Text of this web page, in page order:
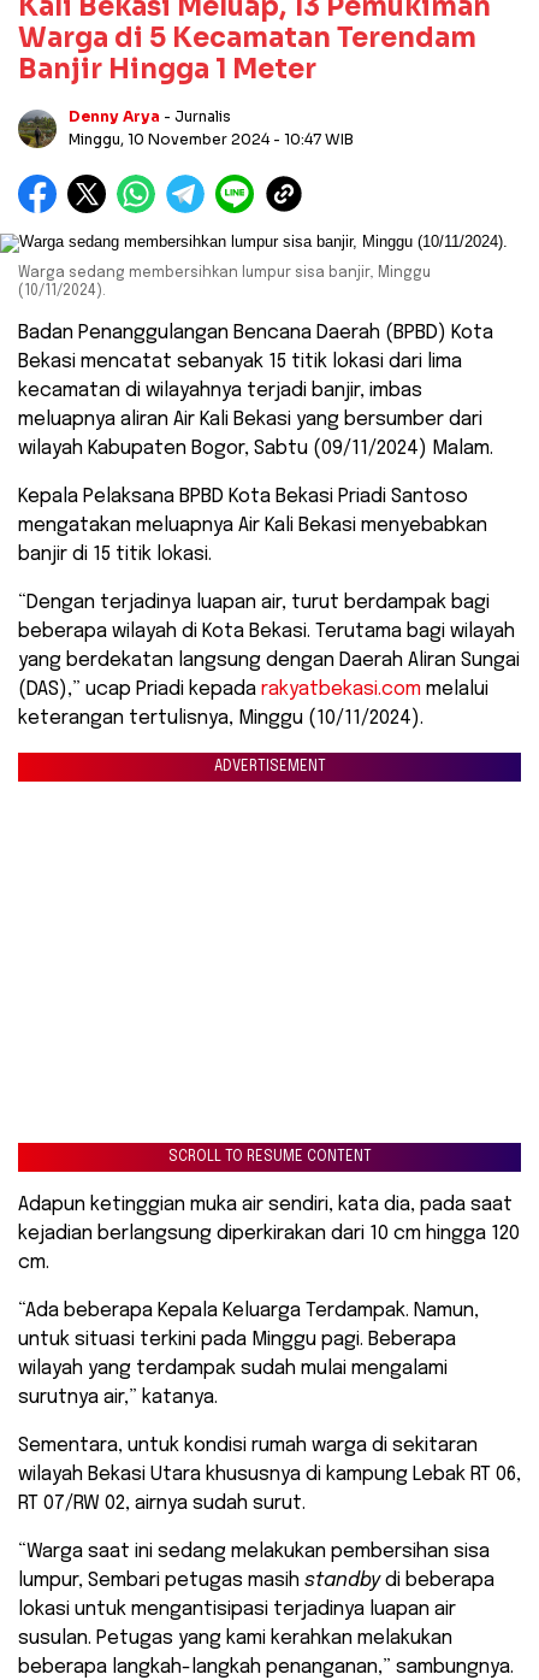
Kali Bekasi Meluap, 13 Pemukiman
Warga di 5 Kecamatan Terendam
Banjir Hingga 1 Meter
Denny Arya - Jurnalis
Minggu, 10 November 2024 - 10:47 WIB
Warga sedang membersihkan lumpur sisa banjir, Minggu
(10/11/2024).
Badan Penanggulangan Bencana Daerah (BPBD) Kota
Bekasi mencatat sebanyak 15 titik lokasi dari lima
kecamatan di wilayahnya terjadi banjir, imbas
meluapnya aliran Air Kali Bekasi yang bersumber dari
wilayah Kabupaten Bogor, Sabtu (09/11/2024) Malam.
Kepala Pelaksana BPBD Kota Bekasi Priadi Santoso
mengatakan meluapnya Air Kali Bekasi menyebabkan
banjir di 15 titik lokasi.
“Dengan terjadinya luapan air, turut berdampak bagi
beberapa wilayah di Kota Bekasi. Terutama bagi wilayah
yang berdekatan langsung dengan Daerah Aliran Sungai
(DAS),” ucap Priadi kepada rakyatbekasi.com melalui
keterangan tertulisnya, Minggu (10/11/2024).
ADVERTISEMENT
SCROLL TO RESUME CONTENT
Adapun ketinggian muka air sendiri, kata dia, pada saat
kejadian berlangsung diperkirakan dari 10 cm hingga 120
cm.
“Ada beberapa Kepala Keluarga Terdampak. Namun,
untuk situasi terkini pada Minggu pagi. Beberapa
wilayah yang terdampak sudah mulai mengalami
surutnya air,” katanya.
Sementara, untuk kondisi rumah warga di sekitaran
wilayah Bekasi Utara khususnya di kampung Lebak RT 06,
RT 07/RW 02, airnya sudah surut.
“Warga saat ini sedang melakukan pembersihan sisa
lumpur, Sembari petugas masih standbydi beberapa
lokasi untuk mengantisipasi terjadinya luapan air
susulan. Petugas yang kami kerahkan melakukan
beberapa langkah-langkah penanganan,” sambungnya.